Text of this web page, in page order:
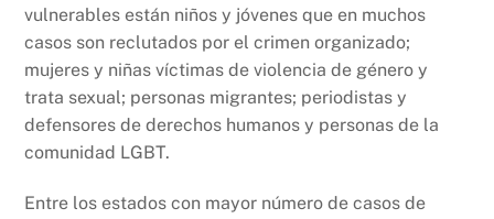
vulnerables están niños y jóvenes que en muchos
casos son reclutados por el crimen organizado;
mujeres y niñas víctimas de violencia de género y
trata sexual; personas migrantes; periodistas y
defensores de derechos humanos y personas de la
comunidad LGBT.
Entre los estados con mayor número de casos de